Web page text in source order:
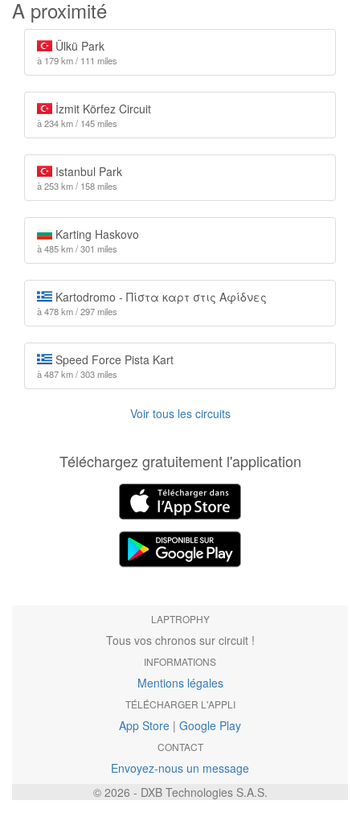
A proximité
Ülkü Park
à 179 km / 111 miles
İzmit Körfez Circuit
à 234 km / 145 miles
Istanbul Park
à 253 km / 158 miles
Karting Haskovo
à 485 km / 301 miles
Kartodromo - Πίστα καρτ στις Αφίδνες
à 478 km / 297 miles
Speed Force Pista Kart
à 487 km / 303 miles
Voir tous les circuits
Téléchargez gratuitement l'application
LAPTROPHY
Tous vos chronos sur circuit !
INFORMATIONS
Mentions légales
TÉLÉCHARGER L'APPLI
App Store | Google Play
CONTACT
Envoyez-nous un message
© 2026 - DXB Technologies S.A.S.